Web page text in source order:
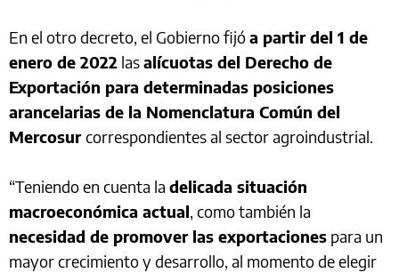
En el otro decreto, el Gobierno fijóa partir del 1 de
enero de 2022 lasalícuotas del Derecho de
Exportación para determinadas posiciones
arancelarias de la Nomenclatura Común del
Mercosurcorrespondientes al sector agroindustrial.
“Teniendo en cuenta la delicada situación
macroeconómica actual, como también la
necesidad de promover las exportaciones para un
mayor crecimiento y desarrollo, al momento de elegir